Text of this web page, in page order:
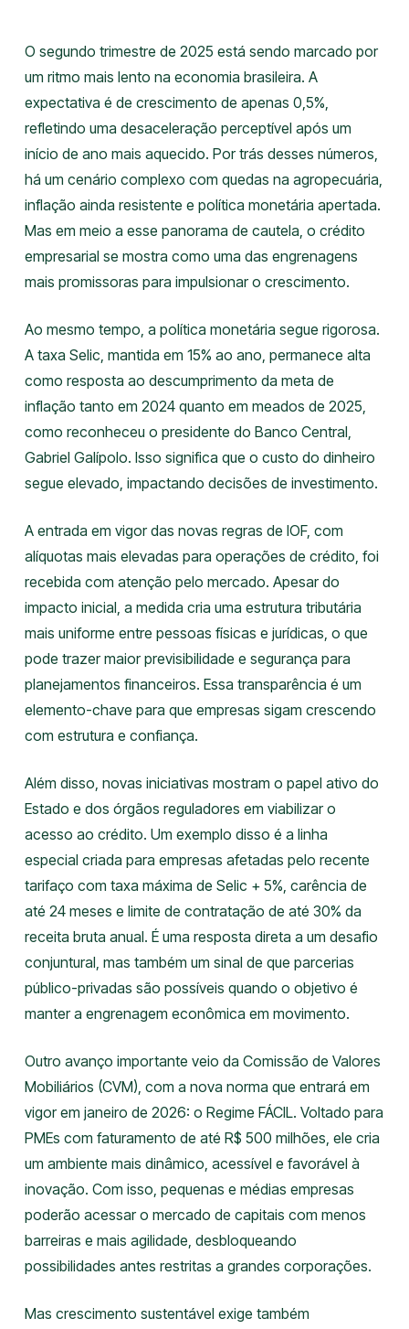
O segundo trimestre de 2025 está sendo marcado por
um ritmo mais lento na economia brasileira. A
expectativa é de crescimento de apenas 0,5%,
refletindo uma desaceleração perceptível após um
início de ano mais aquecido. Por trás desses números,
há um cenário complexo com quedas na agropecuária,
inflação ainda resistente e política monetária apertada.
Mas em meio a esse panorama de cautela, o crédito
empresarial se mostra como uma das engrenagens
mais promissoras para impulsionar o crescimento.
Ao mesmo tempo, a política monetária segue rigorosa.
A taxa Selic, mantida em 15% ao ano, permanece alta
como resposta ao descumprimento da meta de
inflação tanto em 2024 quanto em meados de 2025,
como reconheceu o presidente do Banco Central,
Gabriel Galípolo. Isso significa que o custo do dinheiro
segue elevado, impactando decisões de investimento.
A entrada em vigor das novas regras de IOF, com
alíquotas mais elevadas para operações de crédito, foi
recebida com atenção pelo mercado. Apesar do
impacto inicial, a medida cria uma estrutura tributária
mais uniforme entre pessoas físicas e jurídicas, o que
pode trazer maior previsibilidade e segurança para
planejamentos financeiros. Essa transparência é um
elemento-chave para que empresas sigam crescendo
com estrutura e confiança.
Além disso, novas iniciativas mostram o papel ativo do
Estado e dos órgãos reguladores em viabilizar o
acesso ao crédito. Um exemplo disso é a linha
especial criada para empresas afetadas pelo recente
tarifaço com taxa máxima de Selic + 5%, carência de
até 24 meses e limite de contratação de até 30% da
receita bruta anual. É uma resposta direta a um desafio
conjuntural, mas também um sinal de que parcerias
público-privadas são possíveis quando o objetivo é
manter a engrenagem econômica em movimento.
Outro avanço importante veio da Comissão de Valores
Mobiliários (CVM), com a nova norma que entrará em
vigor em janeiro de 2026: o Regime FÁCIL. Voltado para
PMEs com faturamento de até R$ 500 milhões, ele cria
um ambiente mais dinâmico, acessível e favorável à
inovação. Com isso, pequenas e médias empresas
poderão acessar o mercado de capitais com menos
barreiras e mais agilidade, desbloqueando
possibilidades antes restritas a grandes corporações.
Mas crescimento sustentável exige também